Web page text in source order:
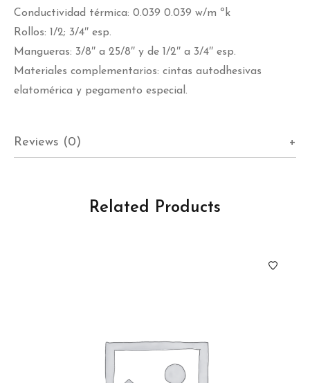
Conductividad térmica: 0.039 0.039 w/m ºk
Rollos: 1/2; 3/4″ esp.
Mangueras: 3/8″ a 25/8″ y de 1/2″ a 3/4″ esp.
Materiales complementarios: cintas autodhesivas
elatomérica y pegamento especial.
Reviews (0)
Related Products